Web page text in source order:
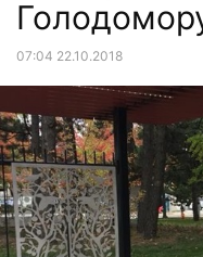
07:04 22.10.2018